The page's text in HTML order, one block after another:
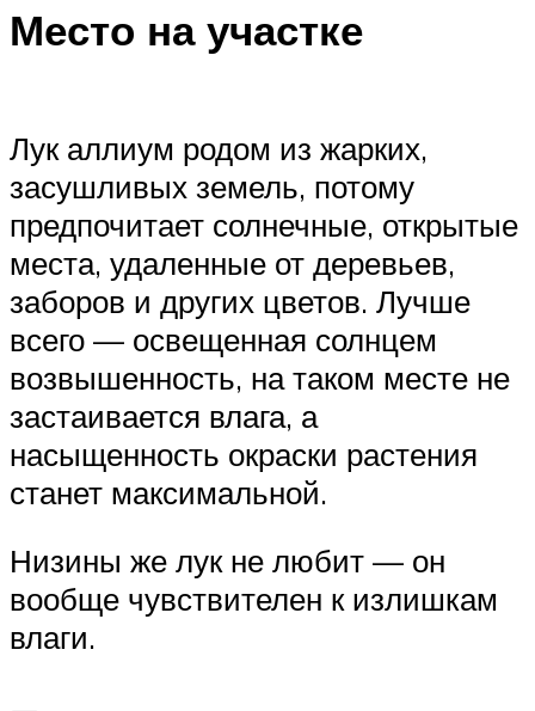
Место на участке
Лук аллиум родом из жарких,
засушливых земель, потому
предпочитает солнечные, открытые
места, удаленные от деревьев,
заборов и других цветов. Лучше
всего — освещенная солнцем
возвышенность, на таком месте не
застаивается влага, а
насыщенность окраски растения
станет максимальной.
Низины же лук не любит — он
вообще чувствителен к излишкам
влаги.